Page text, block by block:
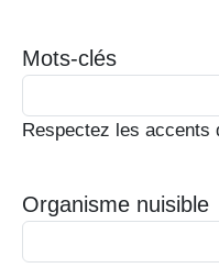
Mots-clés
Respectez les accents
Organisme nuisible